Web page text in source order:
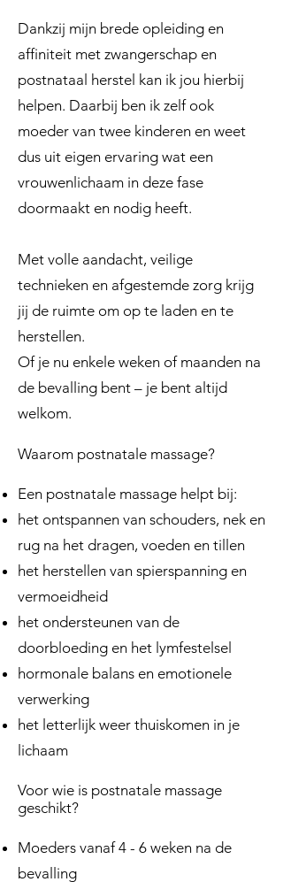
Dankzij mijn brede opleiding en
affiniteit met zwangerschap en
postnataal herstel kan ik jou hierbij
helpen. Daarbij ben ik zelf ook
moeder van twee kinderen en weet
dus uit eigen ervaring wat een
vrouwenlichaam in deze fase
doormaakt en nodig heeft.
Met volle aandacht, veilige
technieken en afgestemde zorg krijg
jij de ruimte om op te laden en te
herstellen.
Of je nu enkele weken of maanden na
de bevalling bent – je bent altijd
welkom.
Waarom postnatale massage?
Een postnatale massage helpt bij:
het ontspannen van schouders, nek en
rug na het dragen, voeden en tillen
het herstellen van spierspanning en
vermoeidheid
het ondersteunen van de
doorbloeding en het lymfestelsel
hormonale balans en emotionele
verwerking
het letterlijk weer thuiskomen in je
lichaam
Voor wie is postnatale massage
geschikt?
Moeders vanaf 4 - 6 weken na de
bevalling